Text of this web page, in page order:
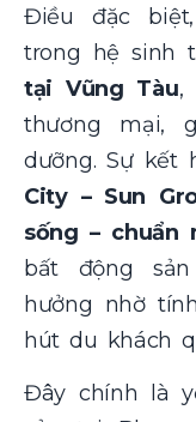
Điều đặc
trong hệ sinh
tại Vũng Tàu,
thương mại,
dưỡng. Sự kết
City – Sun
sống – chuẩn
bất động
hưởng nhờ
hút du khách
Đây chính là